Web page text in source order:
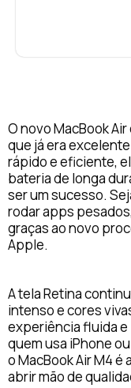
O novo MacBook
que já era
rápido e eficiente,
bateria de longa
ser um sucesso.
rodar apps
graças ao novo
Apple.
A tela Retina
intenso e cores
experiência fluida
quem usa iPhone
o MacBook Air M4
abrir mão de